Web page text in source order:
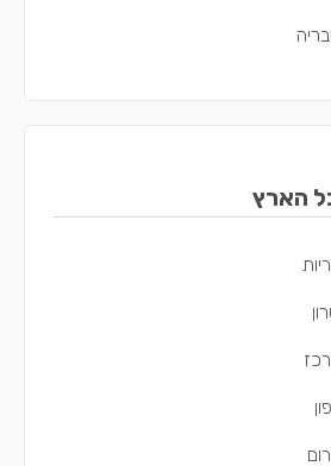
עילית
ים
ביאליק
העמק
הארץ